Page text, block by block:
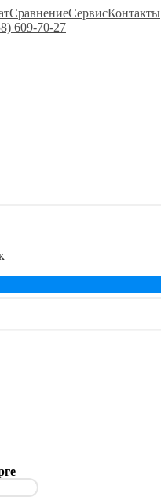
СравнениеСервисКонтакты
609‑70‑27